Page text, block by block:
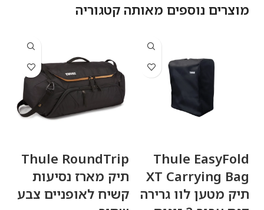
מוצרים נוספים מאותה קטגוריה
Thule EasyFold
XT Carrying Bag
תיק מטען לוו גרירה
Thule RoundTrip
תיק מארז נסיעות
קשיח לאופניים צבע